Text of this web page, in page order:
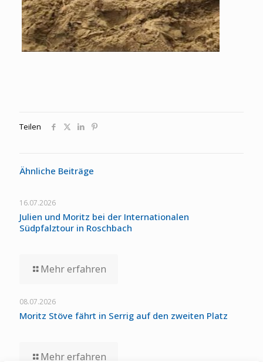
Teilen
Ähnliche Beiträge
16.07.2026
Julien und Moritz bei der Internationalen
Südpfalztour in Roschbach
Mehr erfahren
08.07.2026
Moritz Stöve fährt in Serrig auf den zweiten Platz
Mehr erfahren